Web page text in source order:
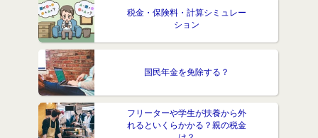
税金・保険料・計算シミュレー
ション
国民年金を免除する？
フリーターや学生が扶養から外
れるといくらかかる？親の税金